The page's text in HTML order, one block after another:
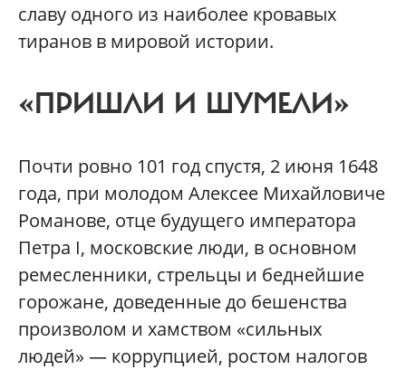
славу одного из наиболее кровавых
тиранов в мировой истории.
«ПРИШЛИ И ШУМЕЛИ»
Почти ровно 101 год спустя, 2 июня 1648
года, при молодом Алексее Михайловиче
Романове, отце будущего императора
Петра I, московские люди, в основном
ремесленники, стрельцы и беднейшие
горожане, доведенные до бешенства
произволом и хамством «сильных
людей» — коррупцией, ростом налогов